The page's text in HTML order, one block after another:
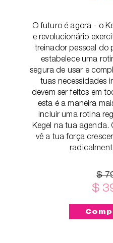
O futuro é agora - o
e revolucionário
treinador pessoal do
estabelece uma
segura de usar e
tuas necessidades
devem ser feitos em
esta é a maneira
incluir uma rotina
Kegel na tua agenda.
vê a tua força
$
$